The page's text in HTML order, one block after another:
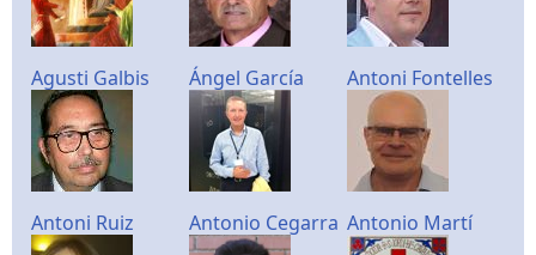
Agusti Galbis Ángel García Antoni Fontelles
Antoni Ruiz Antonio Cegarra Antonio Martí